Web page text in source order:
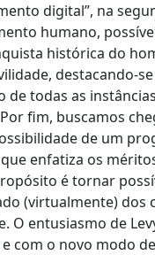
digital”, na
humano,
histórica do
destacando-
de todas as
fim, buscamos
de um
que enfatiza os
é tornar
(virtualmente) dos
O entusiasmo de
com o novo modo